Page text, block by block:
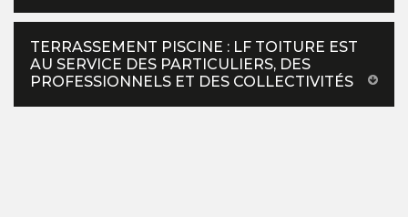
TERRASSEMENT PISCINE : LF TOITURE EST
AU SERVICE DES PARTICULIERS, DES
PROFESSIONNELS ET DES COLLECTIVITÉS